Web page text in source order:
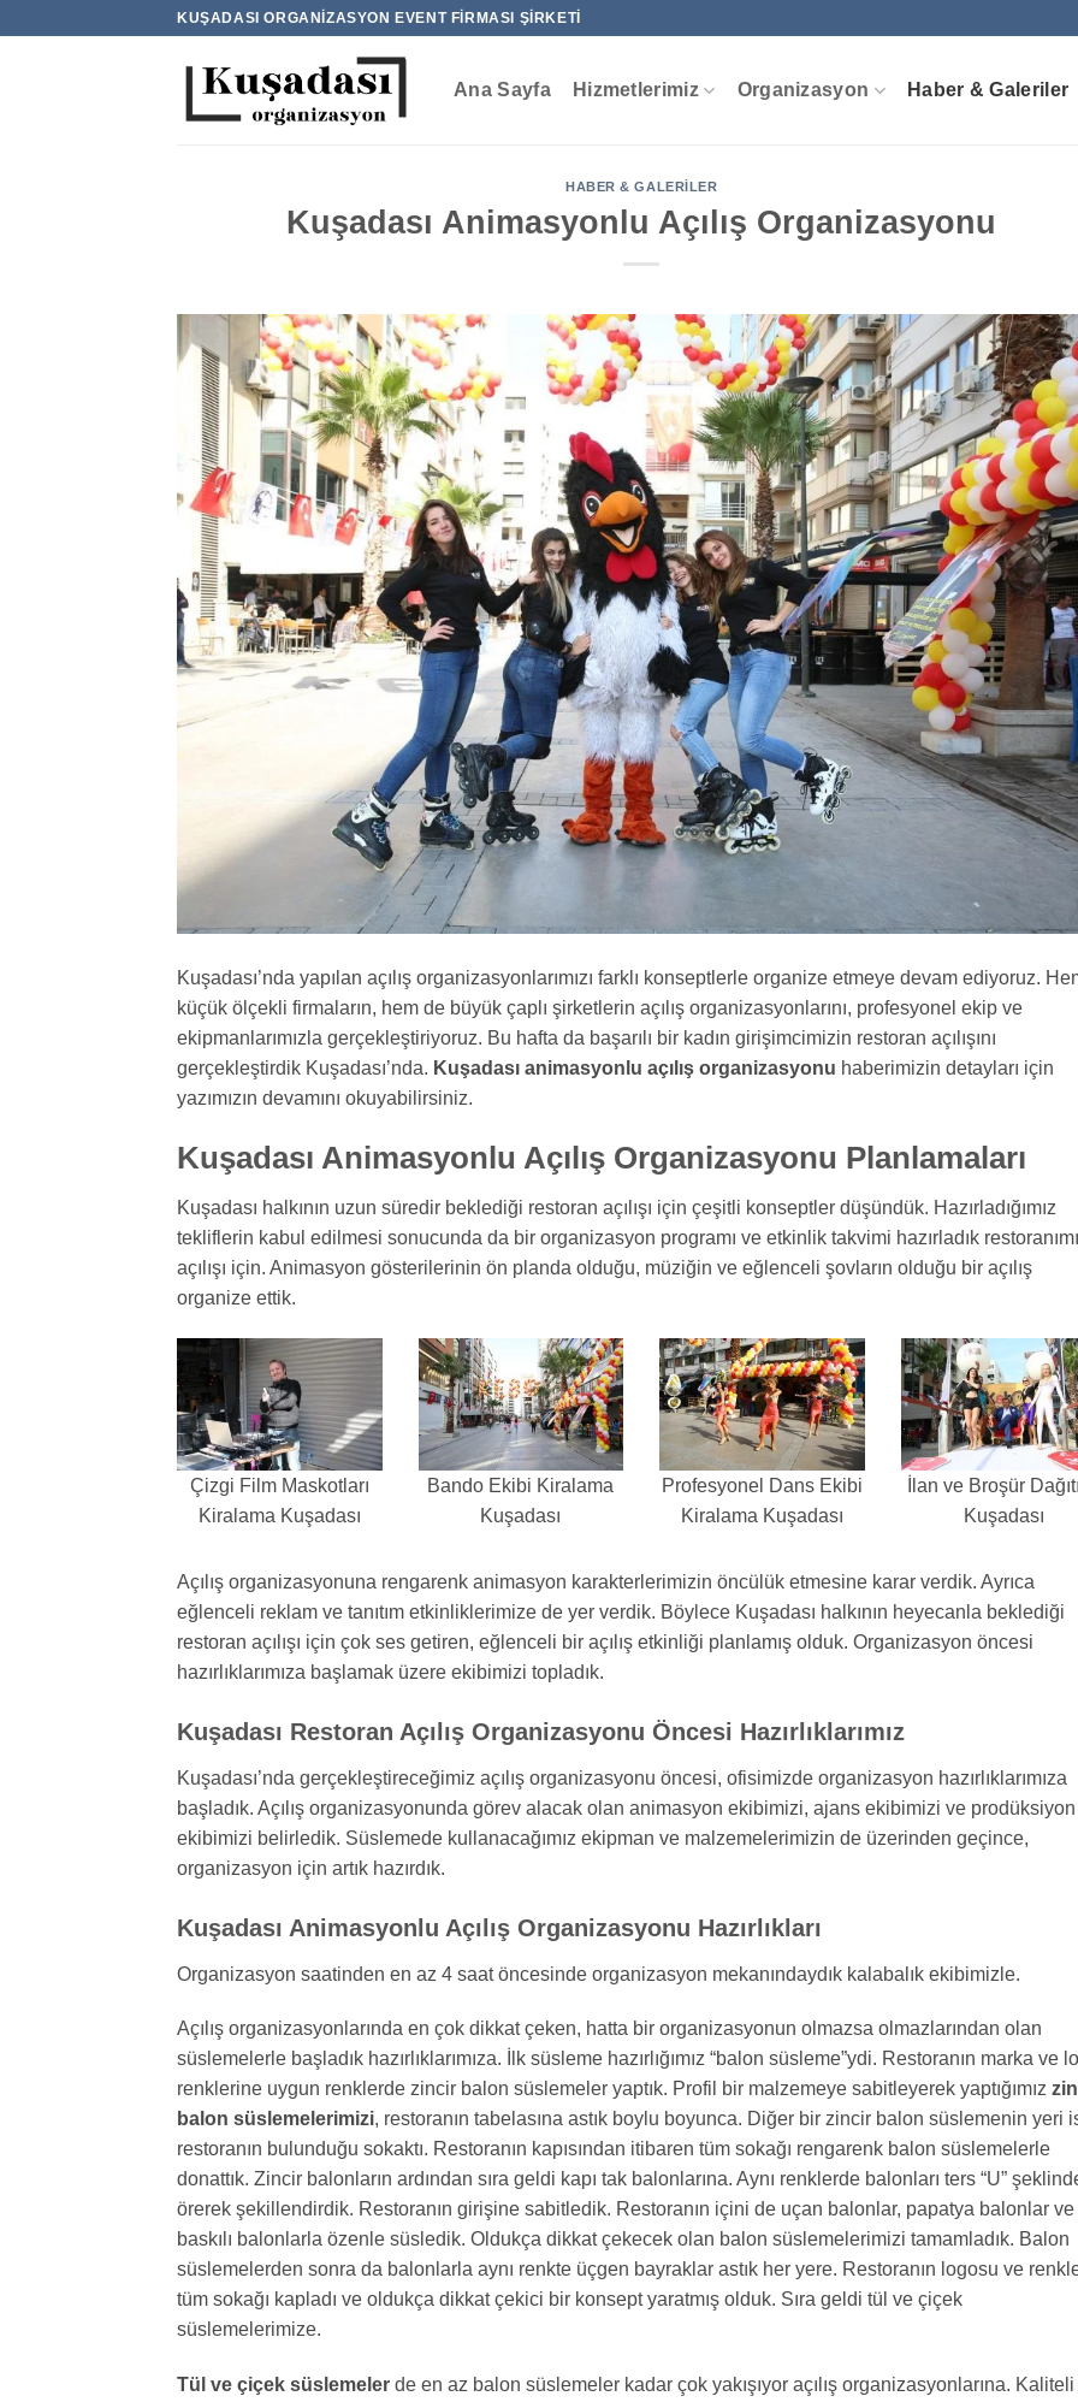
KUŞADASI ORGANIZASYON EVENT FIRMASI ŞIRKETI
Ana Sayfa Hizmetlerimiz Organizasyon Haber & Galeriler
HABER & GALERILER
Kuşadası Animasyonlu Açılış Organizasyonu
Kuşadası’nda yapılan açılış organizasyonlarımızı farklı konseptlerle organize etmeye devam ediyoruz.
küçük ölçekli firmaların, hem de büyük çaplı şirketlerin açılış organizasyonlarını, profesyonel ekip ve
ekipmanlarımızla gerçekleştiriyoruz. Bu hafta da başarılı bir kadın girişimcimizin restoran açılışını
gerçekleştirdik Kuşadası’nda. Kuşadası animasyonlu açılış organizasyonu haberimizin detayları için
yazımızın devamını okuyabilirsiniz.
Kuşadası Animasyonlu Açılış Organizasyonu Planlamaları
Kuşadası halkının uzun süredir beklediği restoran açılışı için çeşitli konseptler düşündük. Hazırladığımız
tekliflerin kabul edilmesi sonucunda da bir organizasyon programı ve etkinlik takvimi hazırladık
açılışı için. Animasyon gösterilerinin ön planda olduğu, müziğin ve eğlenceli şovların olduğu bir açılış
organize ettik.
Çizgi Film Maskotları
Kiralama Kuşadası
Bando Ekibi Kiralama
Kuşadası
Profesyonel Dans Ekibi
Kiralama Kuşadası
İlan ve Broşür
Kuşadası
Açılış organizasyonuna rengarenk animasyon karakterlerimizin öncülük etmesine karar verdik. Ayrıca
eğlenceli reklam ve tanıtım etkinliklerimize de yer verdik. Böylece Kuşadası halkının heyecanla beklediği
restoran açılışı için çok ses getiren, eğlenceli bir açılış etkinliği planlamış olduk. Organizasyon öncesi
hazırlıklarımıza başlamak üzere ekibimizi topladık.
Kuşadası Restoran Açılış Organizasyonu Öncesi Hazırlıklarımız
Kuşadası’nda gerçekleştireceğimiz açılış organizasyonu öncesi, ofisimizde organizasyon hazırlıklarımıza
başladık. Açılış organizasyonunda görev alacak olan animasyon ekibimizi, ajans ekibimizi ve prodüksiyon
ekibimizi belirledik. Süslemede kullanacağımız ekipman ve malzemelerimizin de üzerinden geçince,
organizasyon için artık hazırdık.
Kuşadası Animasyonlu Açılış Organizasyonu Hazırlıkları
Organizasyon saatinden en az 4 saat öncesinde organizasyon mekanındaydık kalabalık ekibimizle.
Açılış organizasyonlarında en çok dikkat çeken, hatta bir organizasyonun olmazsa olmazlarından olan
süslemelerle başladık hazırlıklarımıza. İlk süsleme hazırlığımız “balon süsleme”ydi. Restoranın marka ve
renklerine uygun renklerde zincir balon süslemeler yaptık. Profil bir malzemeye sabitleyerek yaptığımız
balon süslemelerimizi, restoranın tabelasına astık boylu boyunca. Diğer bir zincir balon süslemenin yeri
restoranın bulunduğu sokaktı. Restoranın kapısından itibaren tüm sokağı rengarenk balon süslemelerle
donattık. Zincir balonların ardından sıra geldi kapı tak balonlarına. Aynı renklerde balonları ters “U”
örerek şekillendirdik. Restoranın girişine sabitledik. Restoranın içini de uçan balonlar, papatya balonlar ve
baskılı balonlarla özenle süsledik. Oldukça dikkat çekecek olan balon süslemelerimizi tamamladık. Balon
süslemelerden sonra da balonlarla aynı renkte üçgen bayraklar astık her yere. Restoranın logosu ve
tüm sokağı kapladı ve oldukça dikkat çekici bir konsept yaratmış olduk. Sıra geldi tül ve çiçek
süslemelerimize.
Tül ve çiçek süslemeler de en az balon süslemeler kadar çok yakışıyor açılış organizasyonlarına. Kaliteli